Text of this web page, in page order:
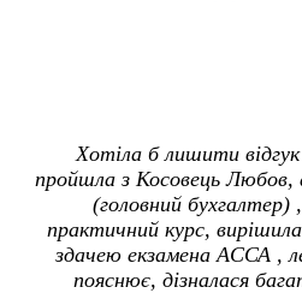
Хотіла б лишити
пройшла з Косовець
(головний
практичний курс,
здачею екзамена АССА ,
пояснює, дізналася